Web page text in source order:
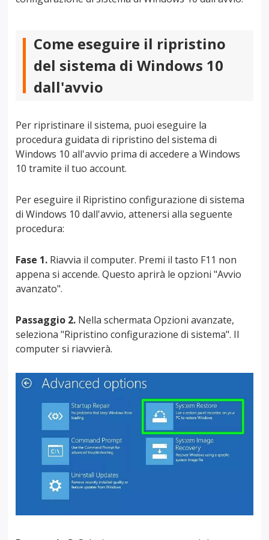
Come eseguire il ripristino
del sistema di Windows 10
dall'avvio
Per ripristinare il sistema, puoi eseguire la
procedura guidata di ripristino del sistema di
Windows 10 all'avvio prima di accedere a Windows
10 tramite il tuo account.
Per eseguire il Ripristino configurazione di sistema
di Windows 10 dall'avvio, attenersi alla seguente
procedura:
Fase 1. Riavvia il computer. Premi il tasto F11 non
appena si accende. Questo aprirà le opzioni "Avvio
avanzato".
Passaggio 2. Nella schermata Opzioni avanzate,
seleziona "Ripristino configurazione di sistema". Il
computer si riavvierà.